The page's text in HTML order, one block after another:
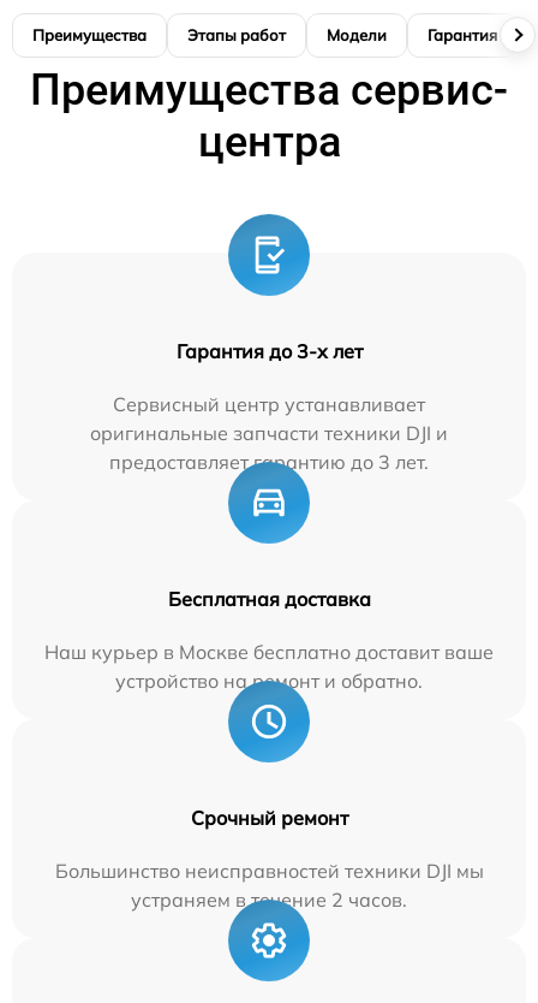
Преимущества Этапы работ Модели Гарантия
Преимущества сервис-
центра
Гарантия до 3-х лет
Сервисный центр устанавливает
оригинальные запчасти техники DJI и
предоставляет гарантию до 3 лет.
Бесплатная доставка
Наш курьер в Москве бесплатно доставит ваше
устройство на ремонт и обратно.
Срочный ремонт
Большинство неисправностей техники DJI мы
устраняем в течение 2 часов.